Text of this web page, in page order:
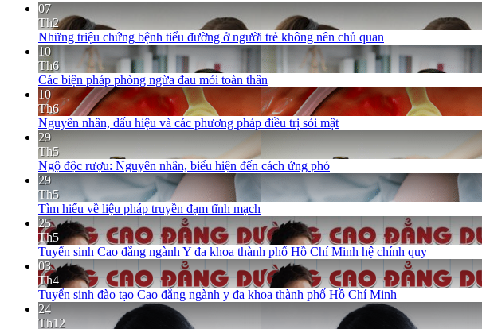
07
Th2
Những triệu chứng bệnh tiểu đường ở người trẻ không nên chủ quan
10
Th6
Các biện pháp phòng ngừa đau mỏi toàn thân
10
Th6
Nguyên nhân, dấu hiệu và các phương pháp điều trị sỏi mật
29
Th5
Ngộ độc rượu: Nguyên nhân, biểu hiện đến cách ứng phó
29
Th5
Tìm hiểu về liệu pháp truyền đạm tĩnh mạch
25
Th5
Tuyển sinh Cao đẳng ngành Y đa khoa thành phố Hồ Chí Minh hệ chính quy
03
Th4
Tuyển sinh đào tạo Cao đẳng ngành y đa khoa thành phố Hồ Chí Minh
24
Th12